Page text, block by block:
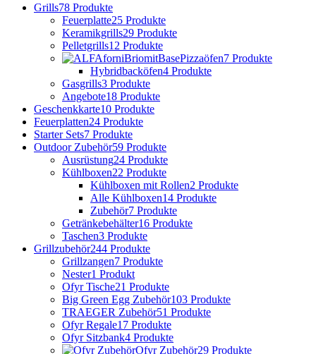
Grills78 Produkte
Feuerplatte25 Produkte
Keramikgrills29 Produkte
Pelletgrills12 Produkte
Pizzaöfen7 Produkte
Hybridbacköfen4 Produkte
Gasgrills3 Produkte
Angebote18 Produkte
Geschenkkarte10 Produkte
Feuerplatten24 Produkte
Starter Sets7 Produkte
Outdoor Zubehör59 Produkte
Ausrüstung24 Produkte
Kühlboxen22 Produkte
Kühlboxen mit Rollen2 Produkte
Alle Kühlboxen14 Produkte
Zubehör7 Produkte
Getränkebehälter16 Produkte
Taschen3 Produkte
Grillzubehör244 Produkte
Grillzangen7 Produkte
Nester1 Produkt
Ofyr Tische21 Produkte
Big Green Egg Zubehör103 Produkte
TRAEGER Zubehör51 Produkte
Ofyr Regale17 Produkte
Ofyr Sitzbank4 Produkte
Ofyr Zubehör29 Produkte